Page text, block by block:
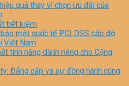
quả thay vì chọn ưu đãi của
tiết kiệm
mật quốc tế PCI DSS cấp độ
Việt Nam
tính năng dành riêng cho Cộng
Đẳng cấp và sự đồng hành cùng